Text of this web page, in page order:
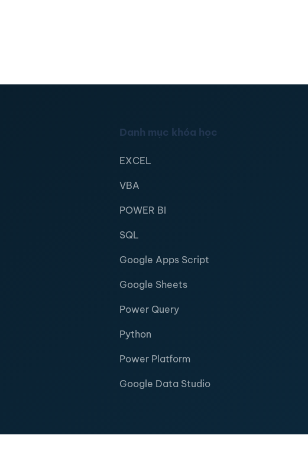
Danh mục khóa học
EXCEL
VBA
POWER BI
SQL
Google Apps Script
Google Sheets
Power Query
Python
Power Platform
Google Data Studio